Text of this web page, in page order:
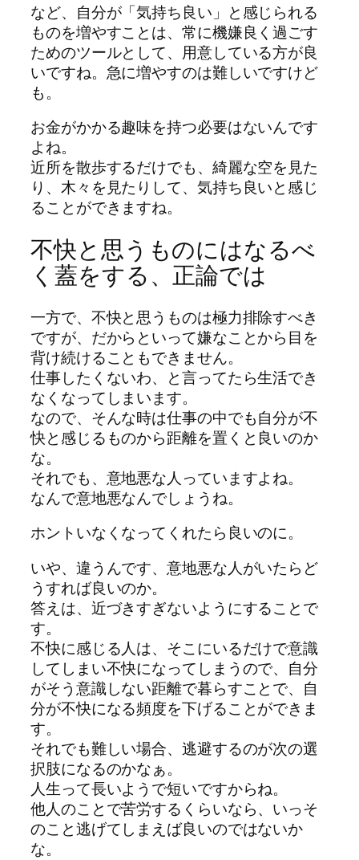
など、自分が「気持ち良い」と感じられる
ものを増やすことは、常に機嫌良く過ごす
ためのツールとして、用意している方が良
いですね。急に増やすのは難しいですけど
も。
お金がかかる趣味を持つ必要はないんです
よね。
近所を散歩するだけでも、綺麗な空を見た
り、木々を見たりして、気持ち良いと感じ
ることができますね。
不快と思うものにはなるべ
く蓋をする、正論では
一方で、不快と思うものは極力排除すべき
ですが、だからといって嫌なことから目を
背け続けることもできません。
仕事したくないわ、と言ってたら生活でき
なくなってしまいます。
なので、そんな時は仕事の中でも自分が不
快と感じるものから距離を置くと良いのか
な。
それでも、意地悪な人っていますよね。
なんで意地悪なんでしょうね。
ホントいなくなってくれたら良いのに。
いや、違うんです、意地悪な人がいたらど
うすれば良いのか。
答えは、近づきすぎないようにすることで
す。
不快に感じる人は、そこにいるだけで意識
してしまい不快になってしまうので、自分
がそう意識しない距離で暮らすことで、自
分が不快になる頻度を下げることができま
す。
それでも難しい場合、逃避するのが次の選
択肢になるのかなぁ。
人生って長いようで短いですからね。
他人のことで苦労するくらいなら、いっそ
のこと逃げてしまえば良いのではないか
な。